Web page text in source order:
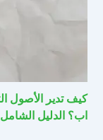
اب؟ الدليل الشامل